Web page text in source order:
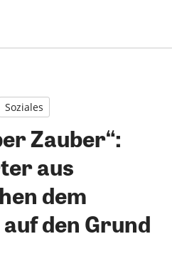
Soziales
Zauber“:
aus
dem
den Grund